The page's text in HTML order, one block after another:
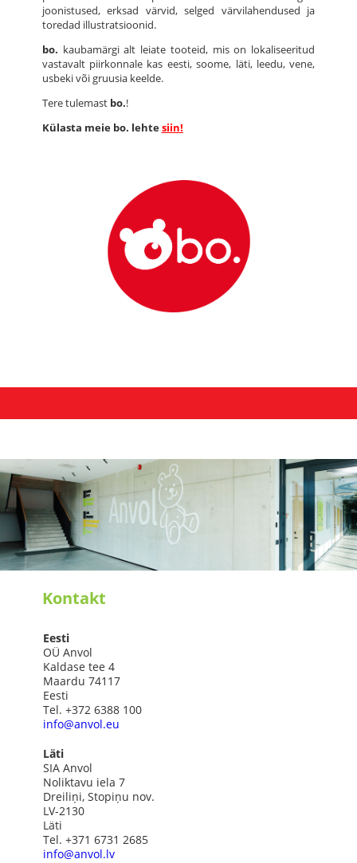
joonistused, erksad värvid, selged värvilahendused ja
toredad illustratsioonid.
bo. kaubamärgi alt leiate tooteid, mis on lokaliseeritud
vastavalt piirkonnale kas eesti, soome, läti, leedu, vene,
usbeki või gruusia keelde.
Tere tulemast bo.!
Külasta meie bo. lehtesiin!
Kontakt
Eesti
OÜ Anvol
Kaldase tee 4
Maardu 74117
Eesti
Tel. +372 6388 100
info@anvol.eu
Läti
SIA Anvol
Noliktavu iela 7
Dreiliņi, Stopiņu nov.
LV-2130
Läti
Tel. +371 6731 2685
info@anvol.lv